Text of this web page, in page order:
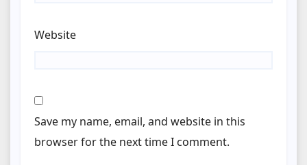
Website
Save my name, email, and website in this
browser for the next time I comment.